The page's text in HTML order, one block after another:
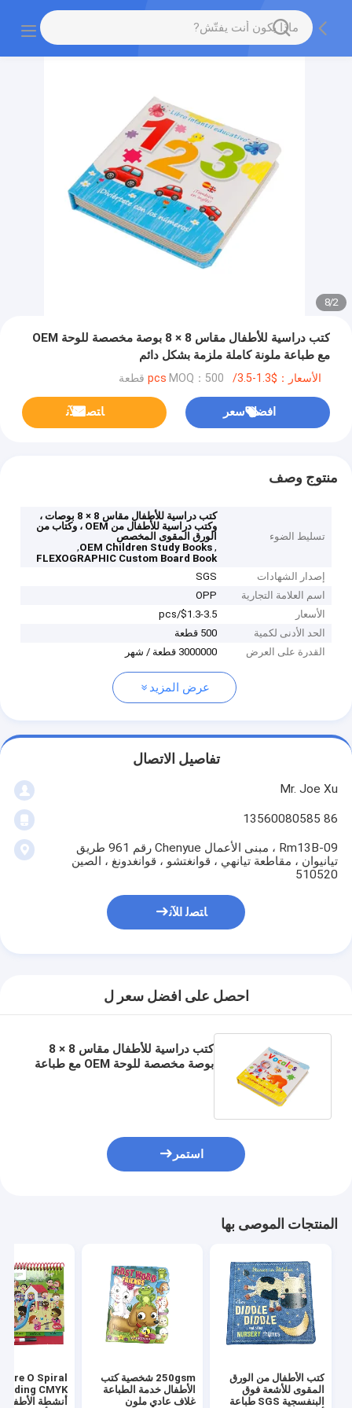
2
/
8
كتب دراسية للأطفال مقاس 8 × 8 بوصة مخصصة للوحة OEM
مع طباعة ملونة كاملة ملزمة بشكل دائم
الأسعار：$1.3-3.5/pcs MOQ：500 قطعة
افضل سعر ﺎﺘﺼﻟ ﺍﻶﻧ
منتوج وصف
تسليط الضوء
كتب دراسية للأطفال مقاس 8 × 8 بوصات ،
وكتب دراسية للأطفال من OEM ، وكتاب من
الورق المقوى المخصص
,
OEM Children Study Books
,
FLEXOGRAPHIC Custom Board Book
إصدار الشهادات
SGS
اسم العلامة التجارية
OPP
الأسعار
$1.3-3.5/pcs
الحد الأدنى لكمية
500 قطعة
القدرة على العرض
3000000 قطعة / شهر
عرض المزيد
تفاصيل الاتصال
Mr. Joe Xu
86 13560080585
Rm13B-09 ، مبنى الأعمال Chenyue رقم 961 طريق
تيانيوان ، مقاطعة تيانهي ، قوانغتشو ، قوانغدونغ ، الصين
510520
ﺎﺘﺼﻟ ﺍﻶﻧ
احصل على افضل سعر ل
كتب دراسية للأطفال مقاس 8 × 8
بوصة مخصصة للوحة OEM مع طباعة
استمر
المنتجات الموصى بها
كتب الأطفال من الورق
المقوى للأشعة فوق
البنفسجية SGS طباعة
250gsm شخصية كتب
الأطفال خدمة الطباعة
غلاف عادي ملون
O Spiral
أنشطة الأطفال